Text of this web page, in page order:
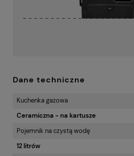
Dane techniczne
Kuchenka gazowa
Ceramiczna - na kartusze
Pojemnik na czystą wodę
12 litrów